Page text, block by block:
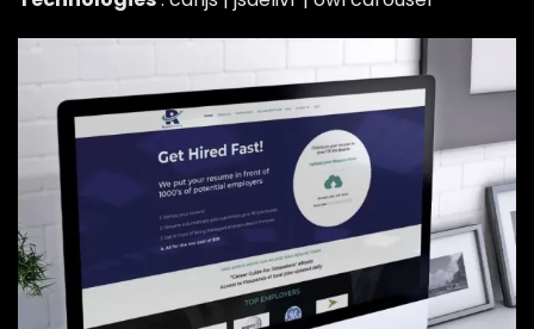
Alquiler dedicado
Cartera
Blog
Contacto